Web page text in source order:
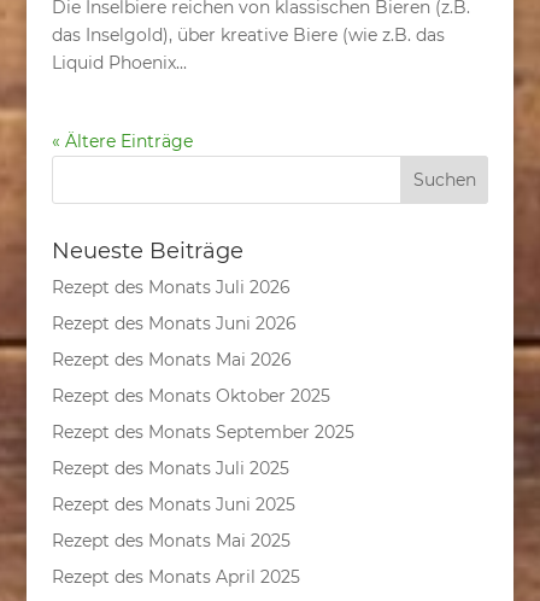
Die Inselbiere reichen von klassischen Bieren (z.B.
das Inselgold), über kreative Biere (wie z.B. das
Liquid Phoenix...
« Ältere Einträge
Neueste Beiträge
Rezept des Monats Juli 2026
Rezept des Monats Juni 2026
Rezept des Monats Mai 2026
Rezept des Monats Oktober 2025
Rezept des Monats September 2025
Rezept des Monats Juli 2025
Rezept des Monats Juni 2025
Rezept des Monats Mai 2025
Rezept des Monats April 2025